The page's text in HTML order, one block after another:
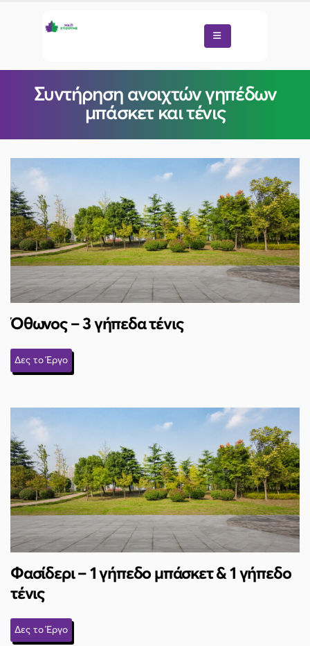
Συντήρηση ανοιχτών γηπέδων
μπάσκετ και τένις
Όθωνος – 3 γήπεδα τένις
Δες το Έργο
Φασίδερι – 1 γήπεδο μπάσκετ & 1 γήπεδο
τένις
Δες το Έργο